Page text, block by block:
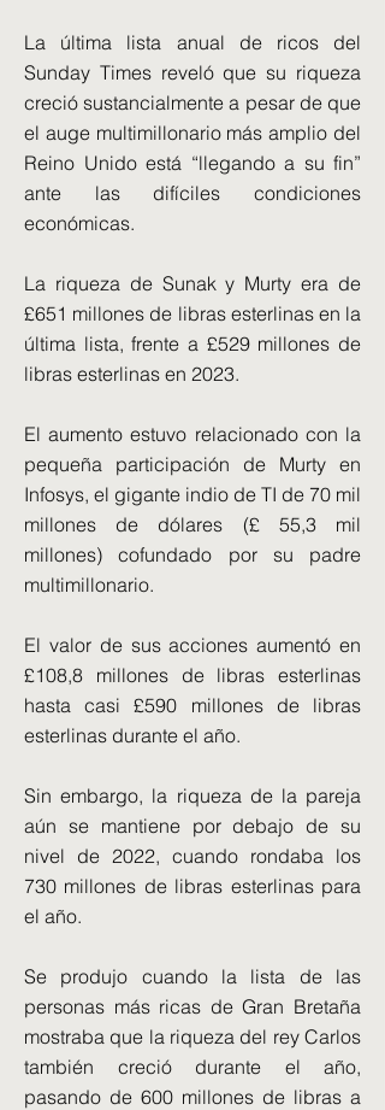
La última lista anual de ricos del
Sunday Times reveló que su riqueza
creció sustancialmente a pesar de que
el auge multimillonario más amplio del
Reino Unido está “llegando a su fin”
ante las difíciles condiciones
económicas.
La riqueza de Sunak y Murty era de
£651 millones de libras esterlinas en la
última lista, frente a £529 millones de
libras esterlinas en 2023.
El aumento estuvo relacionado con la
pequeña participación de Murty en
Infosys, el gigante indio de TI de 70 mil
millones de dólares (£ 55,3 mil
millones) cofundado por su padre
multimillonario.
El valor de sus acciones aumentó en
£108,8 millones de libras esterlinas
hasta casi £590 millones de libras
esterlinas durante el año.
Sin embargo, la riqueza de la pareja
aún se mantiene por debajo de su
nivel de 2022, cuando rondaba los
730 millones de libras esterlinas para
el año.
Se produjo cuando la lista de las
personas más ricas de Gran Bretaña
mostraba que la riqueza del rey Carlos
también creció durante el año,
pasando de 600 millones de libras a